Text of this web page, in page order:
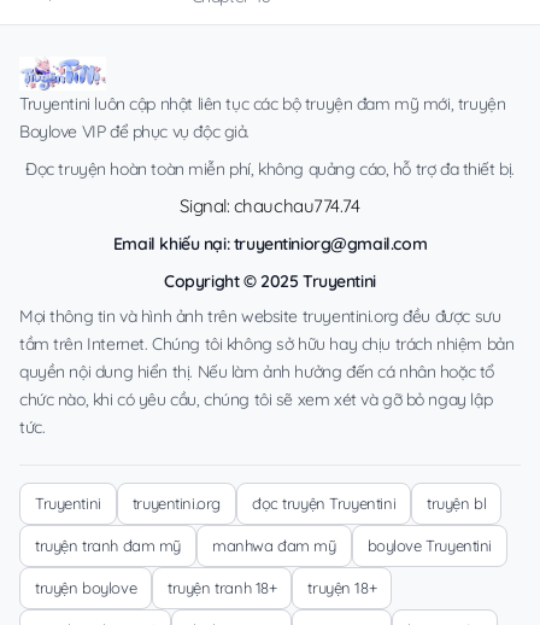
Truyentini luôn cập nhật liên tục các bộ truyện đam mỹ mới, truyện
Boylove VIP để phục vụ độc giả.
Đọc truyện hoàn toàn miễn phí, không quảng cáo, hỗ trợ đa thiết bị.
Signal: chauchau774.74
Email khiếu nại:truyentiniorg@gmail.com
Copyright © 2025 Truyentini
Mọi thông tin và hình ảnh trên website truyentini.org đều được sưu
tầm trên Internet. Chúng tôi không sở hữu hay chịu trách nhiệm bản
quyền nội dung hiển thị. Nếu làm ảnh hưởng đến cá nhân hoặc tổ
chức nào, khi có yêu cầu, chúng tôi sẽ xem xét và gỡ bỏ ngay lập
tức.
Truyentini truyentini.org đọc truyện Truyentini truyện bl
truyện tranh đam mỹ manhwa đam mỹ boylove Truyentini
truyện boylove truyện tranh 18+ truyện 18+